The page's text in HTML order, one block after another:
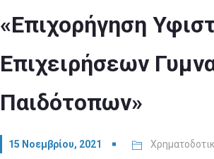
«Επιχορήγηση
Επιχειρήσεων
Παιδότοπων»
15 Νοεμβρίου, 2021